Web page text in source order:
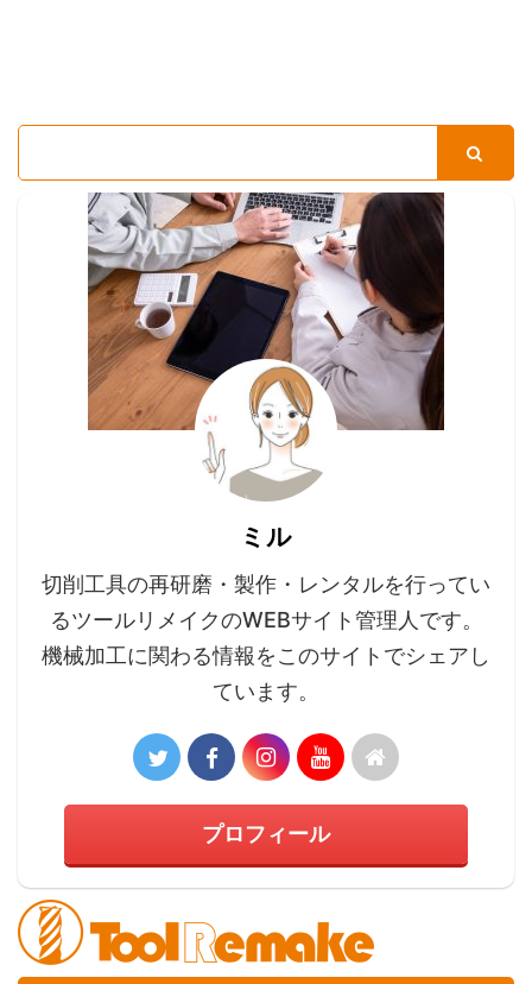
ミル
切削工具の再研磨・製作・レンタルを行ってい
るツールリメイクのWEBサイト管理人です。
機械加工に関わる情報をこのサイトでシェアし
ています。
プロフィール